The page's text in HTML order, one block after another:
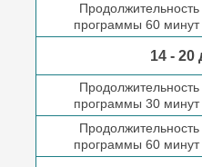
Продолжительность
программы 60 минут
14 - 20
Продолжительность
программы 30 минут
Продолжительность
программы 60 минут